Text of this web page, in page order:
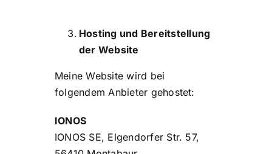
Hosting und Bereitstellung
der Website
Meine Website wird bei
folgendem Anbieter gehostet:
IONOS
IONOS SE, Elgendorfer Str. 57,